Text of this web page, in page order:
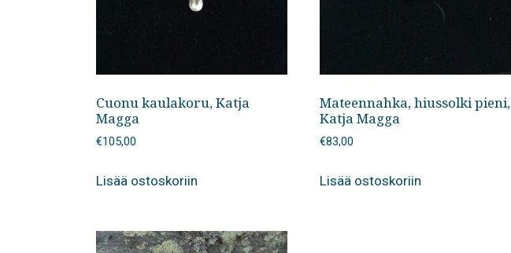
Cuonu kaulakoru, Katja
Magga
€105,00
Lisää ostoskoriin
Mateennahka, hiussolki pieni,
Katja Magga
€83,00
Lisää ostoskoriin